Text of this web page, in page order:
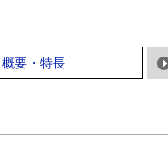
概要・特長